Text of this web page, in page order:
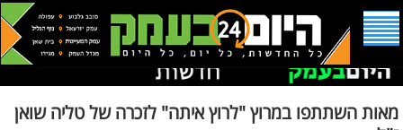
מאות השתתפו במרוץ "לרוץ איתה" לזכרה של טליה שואן